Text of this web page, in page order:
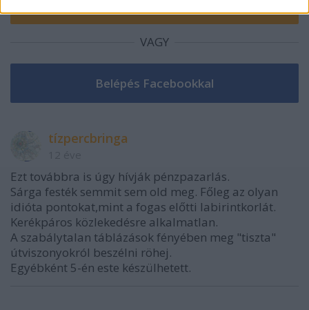
VAGY
tízpercbringa
Ezt továbbra is úgy hívják pénzpazarlás.
Sárga festék semmit sem old meg. Főleg az olyan
idióta pontokat,mint a fogas előtti labirintkorlát.
Kerékpáros közlekedésre alkalmatlan.
A szabálytalan táblázások fényében meg "tiszta"
útviszonyokról beszélni röhej.
Egyébként 5-én este készülhetett.